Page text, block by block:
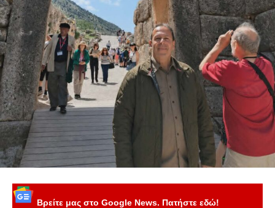
Βρείτε μας στο Google News. Πατήστε εδώ!